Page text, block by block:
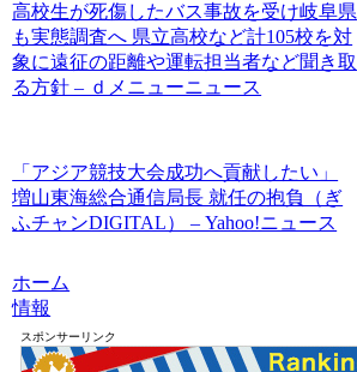
高校生が死傷したバス事故を受け岐阜県
も実態調査へ 県立高校など計105校を対
象に遠征の距離や運転担当者など聞き取
る方針 – ｄメニューニュース
「アジア競技大会成功へ貢献したい」
増山東海総合通信局長 就任の抱負（ぎ
ふチャンDIGITAL） – Yahoo!ニュース
ホーム
情報
スポンサーリンク